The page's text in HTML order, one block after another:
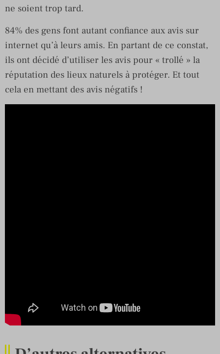
ne soient trop tard.
84% des gens font autant confiance aux avis sur
internet qu’à leurs amis. En partant de ce constat,
ils ont décidé d’utiliser les avis pour « trollé » la
réputation des lieux naturels à protéger. Et tout
cela en mettant des avis négatifs !